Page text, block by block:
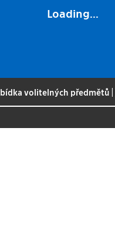
Loading...
volitelných předmětů